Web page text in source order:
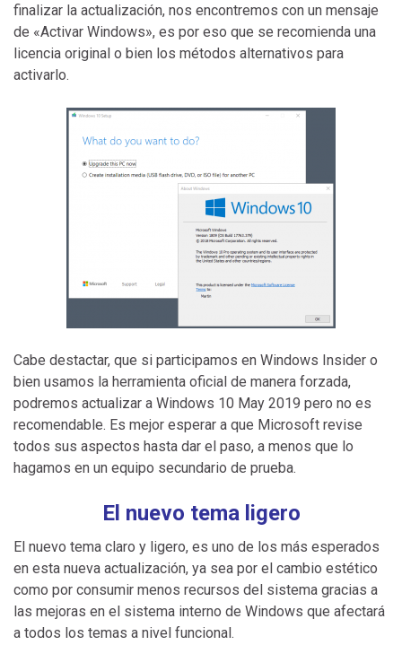
finalizar la actualización, nos encontremos con un mensaje
de «Activar Windows», es por eso que se recomienda una
licencia original o bien los métodos alternativos para
activarlo.
Cabe destactar, que si participamos en Windows Insider o
bien usamos la herramienta oficial de manera forzada,
podremos actualizar a Windows 10 May 2019 pero no es
recomendable. Es mejor esperar a que Microsoft revise
todos sus aspectos hasta dar el paso, a menos que lo
hagamos en un equipo secundario de prueba.
El nuevo tema ligero
El nuevo tema claro y ligero, es uno de los más esperados
en esta nueva actualización, ya sea por el cambio estético
como por consumir menos recursos del sistema gracias a
las mejoras en el sistema interno de Windows que afectará
a todos los temas a nivel funcional.